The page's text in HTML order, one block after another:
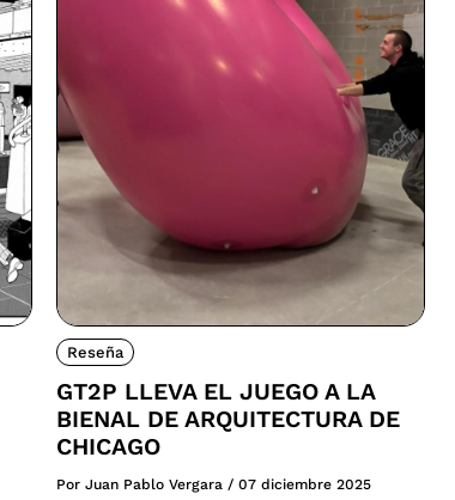
Reseña
GT2P LLEVA EL JUEGO A LA
BIENAL DE ARQUITECTURA DE
CHICAGO
Por Juan Pablo Vergara / 07 diciembre 2025